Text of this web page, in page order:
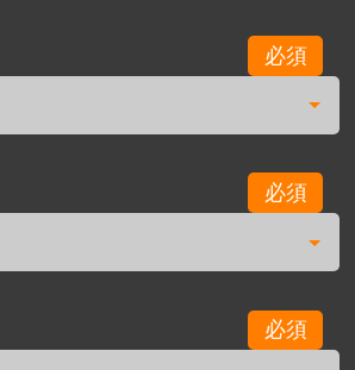
必須
必須
必須